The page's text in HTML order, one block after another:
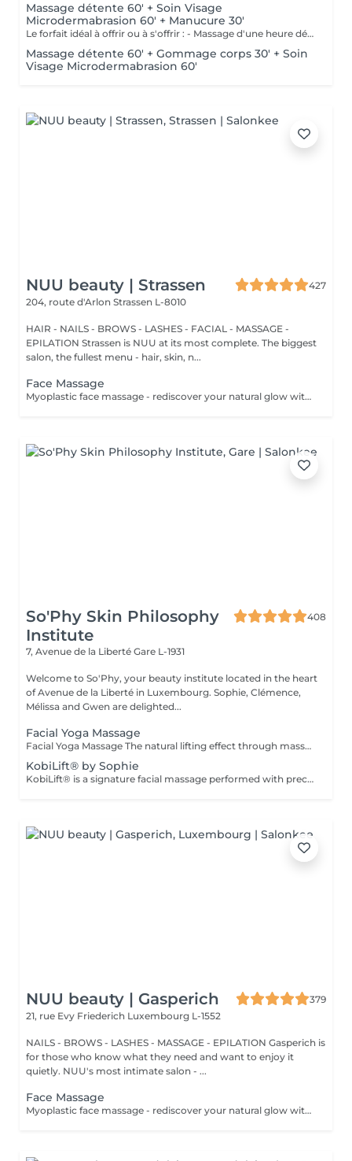
Massage détente 60' + Soin Visage
Microdermabrasion 60' + Manucure 30'
Le forfait idéal à offrir ou à s'offrir : - Massage d'une heure détente. - Soin visage d'une heure adapté au type de peau comprenant démaquillage, gommage, extraction des comédons, massage, masque et crème de soin. - Manucure comprenant le limage, la pousse et coupe des cuticules, gommage et massage avec crème de soin. Base transparente comprise si souhaitée.
Massage détente 60' + Gommage corps 30' + Soin
Visage Microdermabrasion 60'
NUU beauty | Strassen
427
204, route d'Arlon Strassen L-8010
HAIR - NAILS - BROWS - LASHES - FACIAL - MASSAGE -
EPILATION Strassen is NUU at its most complete. The biggest
salon, the fullest menu - hair, skin, n...
Face Massage
Myoplastic face massage - rediscover your natural glow with the deeply rejuvenating myoplastic face massage. This unique technique works not only on the surface of your skin but also on the deeper layers of muscles and fascia. Through precise, sculpting movements, it releases tension, improves circulation, and restores elasticity. The result? A lifted, defined, and radiant look that feels as refreshing as it appears. Every session is like a reset for your face leaving you looking youthful, relaxed, and glowing with vitality. Buccal face massage - is one of the most exclusive beauty treatments loved by celebrities worldwide. Performed both outside and inside the mouth, it targets the deepest facial muscles that are rarely activated. This powerful technique relieves jaw tension, sculpts cheekbones, plumps lips naturally, and improves lymphatic drainage. The result is a beautifully contoured, youthful face with a radiant, healthy glow. After just one session, you'll feel lighter, fresher, and more confident. This is an experience that goes beyond beauty, reaching harmony and balance. Express face massage is designed for those who value their time while expecting visible, refined results. This 30-minute lifting massage focuses on precise muscle stimulation to restore facial tone, improve skin firmness, and redefine the natural facial contour. The treatment helps reduce visible signs of fatigue while stimulating microcirculation, allowing the skin to regain a fresh, radiant, and naturally healthy glow. Perfect as an additional boost to your body massage for complete relaxation and rejuvenation. Important: This treatment is available only as an add-on to any body massage and cannot be booked as a standalone service.
So'Phy Skin Philosophy
Institute
408
7, Avenue de la Liberté Gare L-1931
Welcome to So'Phy, your beauty institute located in the heart
of Avenue de la Liberté in Luxembourg. Sophie, Clémence,
Mélissa and Gwen are delighted...
Facial Yoga Massage
Facial Yoga Massage The natural lifting effect through massage A dynamic and deep facial massage that stimulates the muscles and boosts circulation to redefine facial contours. Using expert techniques and specific tools such as Gua Sha and Mushrooms, this treatment works on both skin tonicity and the release of facial tension. It helps smooth features, brighten the complexion and reveal a more rested and naturally sculpted face. An ideal treatment for those seeking visible results while enjoying a moment of deep relaxation. As with every treatment at So'Phy, this massage is tailored to your skin's needs and the tensions observed.
KobiLift® by Sophie
KobiLift® is a signature facial massage performed with precise and rhythmic techniques designed to stimulate muscles, boost circulation and release tension. Working deep within the tissues, it helps redefine facial contours, smooth features and restore the skin's natural glow, while providing a natural lifting effect. KobiLift can be experienced on its own for an immediate effect, or combined with a complete facial treatment to enhance results and improve overall skin quality. Both invigorating and relaxing, this treatment offers a true moment of release while delivering visible results. Ideal for those seeking smoother, brighter and naturally firmer-looking skin.
NUU beauty | Gasperich
379
21, rue Evy Friederich Luxembourg L-1552
NAILS - BROWS - LASHES - MASSAGE - EPILATION Gasperich is
for those who know what they need and want to enjoy it
quietly. NUU's most intimate salon - ...
Face Massage
Myoplastic face massage - rediscover your natural glow with the deeply rejuvenating myoplastic face massage. This unique technique works not only on the surface of your skin but also on the deeper layers of muscles and fascia. Through precise, sculpting movements, it releases tension, improves circulation, and restores elasticity. The result? A lifted, defined, and radiant look that feels as refreshing as it appears. Every session is like a reset for your face leaving you looking youthful, relaxed, and glowing with vitality. Express Facial Massage is designed for those who value their time while expecting visible, refined results. This 30-minute lifting massage focuses on precise muscle stimulation to restore facial tone, improve skin firmness, and redefine the natural facial contour. The treatment helps reduce visible signs of fatigue while stimulating microcirculation, allowing the skin to regain a fresh, radiant, and naturally healthy glow. Perfect as an additional boost to your body massage for complete relaxation and rejuvenation. Important: This treatment is available only as an add-on to any body massage and cannot be booked as a standalone service.